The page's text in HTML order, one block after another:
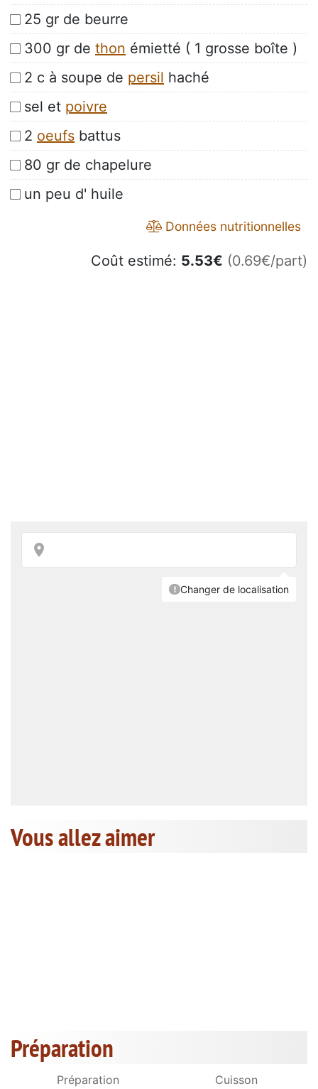
25 gr de beurre
300 gr de thon émietté ( 1 grosse boîte )
2 c à soupe de persil haché
sel et poivre
2 oeufs battus
80 gr de chapelure
un peu d' huile
Données nutritionnelles
Coût estimé: 5.53€ (0.69€/part)
Vous allez aimer
Préparation
Préparation Cuisson